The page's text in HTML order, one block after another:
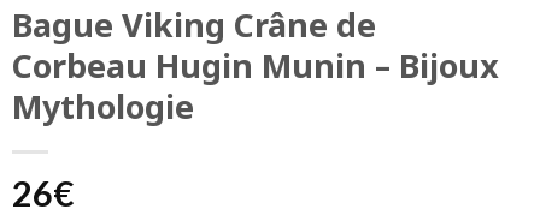
Bague Viking Crâne de
Corbeau Hugin Munin – Bijoux
Mythologie
26€